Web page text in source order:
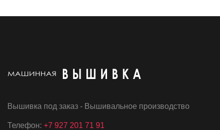
Вышивка под заказ - Вышивальное производство
Телефон: +7 927 201 71 91